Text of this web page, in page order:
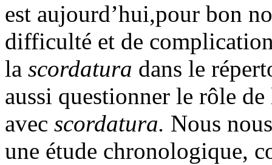
est aujourd’hui,pour bon
difficulté et de
la scordatura dans le
aussi questionner le rôle
avec scordatura. Nous
une étude chronologique,